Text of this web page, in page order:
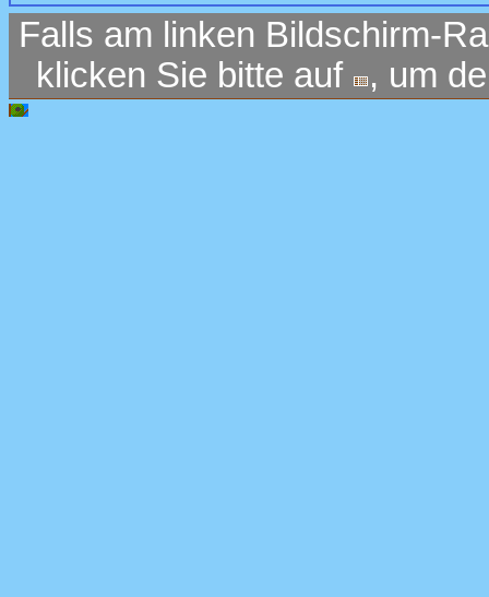
Falls am linken Bildschirm-
klicken Sie bitte auf
, um